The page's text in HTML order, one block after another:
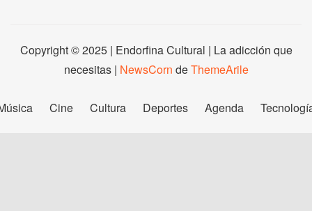
Copyright © 2025 | Endorfina Cultural | La adicción que
necesitas | NewsCorn deThemeArile
Cine Cultura Deportes Agenda